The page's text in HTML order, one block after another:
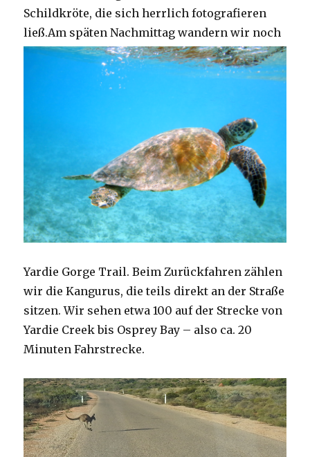
Schildkröte, die sich herrlich fotografieren
ließ.Am späten Nachmittag wandern wir noch
Yardie Gorge Trail. Beim Zurückfahren zählen
wir die Kangurus, die teils direkt an der Straße
sitzen. Wir sehen etwa 100 auf der Strecke von
Yardie Creek bis Osprey Bay – also ca. 20
Minuten Fahrstrecke.